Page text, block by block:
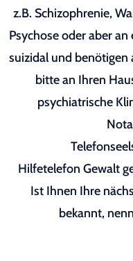
z.B. Schizophrenie,
Psychose oder aber
suizidal und benötigen
bitte an Ihren
psychiatrische
Hilfetelefon Gewalt
Ist Ihnen Ihre
bekannt,